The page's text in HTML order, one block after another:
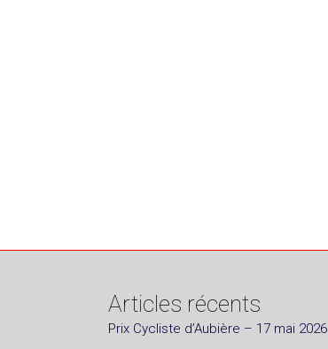
Articles récents
Prix Cycliste d’Aubière – 17 mai 2026